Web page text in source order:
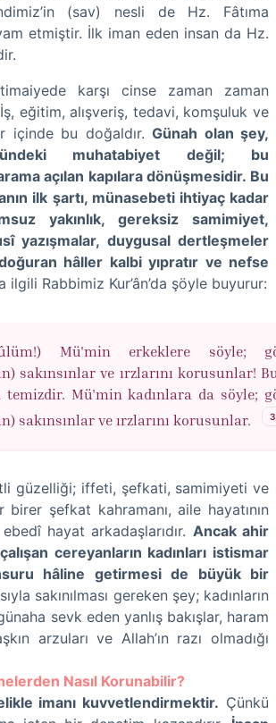
(sav) nesli de Hz. Fâtıma
etmiştir. İlk iman eden insan da Hz.
karşı cinse zaman zaman
eğitim, alışveriş, tedavi, komşuluk ve
içinde bu doğaldır.Günah olan şey,
muhatabiyet değil; bu
açılan kapılara dönüşmesidir. Bu
ilk şartı, münasebeti ihtiyaç kadar
yakınlık, gereksiz samimiyet,
yazışmalar, duygusal dertleşmeler
hâller kalbi yıpratır ve nefse
ilgili Rabbimiz Kur’ân’da şöyle buyurur:
Mü'min erkeklere söyle;
sakınsınlar ve ırzlarını korusunlar!
Mü'min kadınlara da söyle;
sakınsınlar ve ırzlarını korusunlar.
3
güzelliği; iffeti, şefkati, samimiyeti ve
birer şefkat kahramanı, aile hayatının
hayat arkadaşlarıdır. Ancak ahir
cereyanların kadınları istismar
hâline getirmesi de büyük bir
sakınılması gereken şey; kadınların
sevk eden yanlış bakışlar, haram
arzuları ve Allah’ın razı olmadığı
Nasıl Korunabilir?
imanı kuvvetlendirmektir. Çünkü